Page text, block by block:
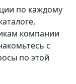
по каждому
компании
с
по этой